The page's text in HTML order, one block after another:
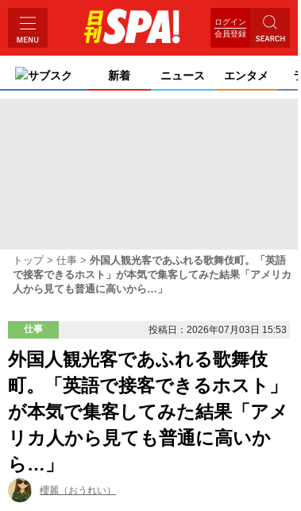
ログイン
会員登録
サブスク 新着 ニュース エンタメ
トップ 仕事
外国人観光客であふれる歌舞伎町。「英語
で接客できるホスト」が本気で集客してみた結果「アメリカ
人から見ても普通に高いから…」
仕事 投稿日：2026年07月03日 15:53
外国人観光客であふれる歌舞伎
町。「英語で接客できるホスト」
が本気で集客してみた結果「アメ
リカ人から見ても普通に高いか
ら…」
櫻麗（おうれい）